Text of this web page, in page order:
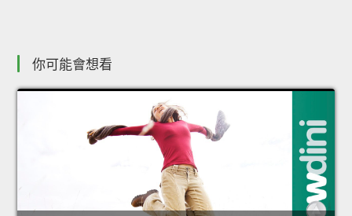
你可能會想看